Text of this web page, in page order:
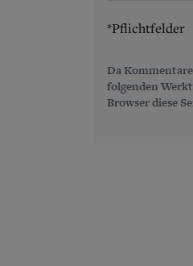
*Pflichtfelder
Da
folgenden
Browser diese